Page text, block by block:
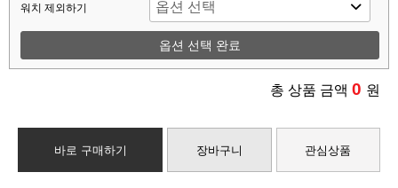
워치 제외하기
옵션 선택 완료
총 상품 금액 0 원
바로 구매하기 장바구니 관심상품